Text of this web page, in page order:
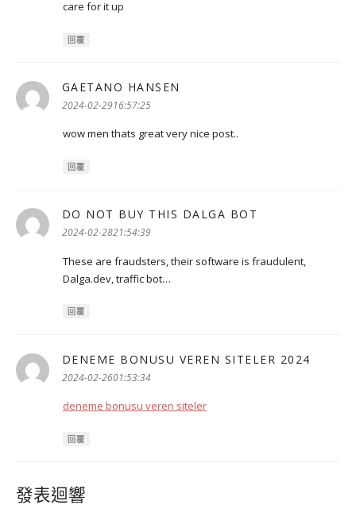
care for it up
回覆
GAETANO HANSEN
2024-02-2916:57:25
wow men thats great very nice post..
回覆
DO NOT BUY THIS DALGA BOT
2024-02-2821:54:39
These are fraudsters, their software is fraudulent,
Dalga.dev, traffic bot…
回覆
DENEME BONUSU VEREN SITELER 2024
2024-02-2601:53:34
deneme bonusu veren siteler
回覆
發表迴響